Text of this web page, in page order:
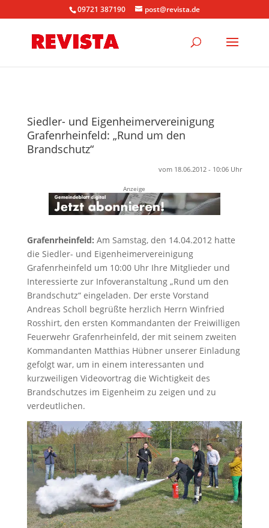
09721 387190 post@revista.de
Siedler- und Eigenheimervereinigung
Grafenrheinfeld: „Rund um den
Brandschutz“
vom 18.06.2012 - 10:06 Uhr
Anzeige
Grafenrheinfeld: Am Samstag, den 14.04.2012 hatte
die Siedler- und Eigenheimervereinigung
Grafenrheinfeld um 10:00 Uhr Ihre Mitglieder und
Interessierte zur Infoveranstaltung „Rund um den
Brandschutz“ eingeladen. Der erste Vorstand
Andreas Scholl begrüßte herzlich Herrn Winfried
Rosshirt, den ersten Kommandanten der Freiwilligen
Feuerwehr Grafenrheinfeld, der mit seinem zweiten
Kommandanten Matthias Hübner unserer Einladung
gefolgt war, um in einem interessanten und
kurzweiligen Videovortrag die Wichtigkeit des
Brandschutzes im Eigenheim zu zeigen und zu
verdeutlichen.